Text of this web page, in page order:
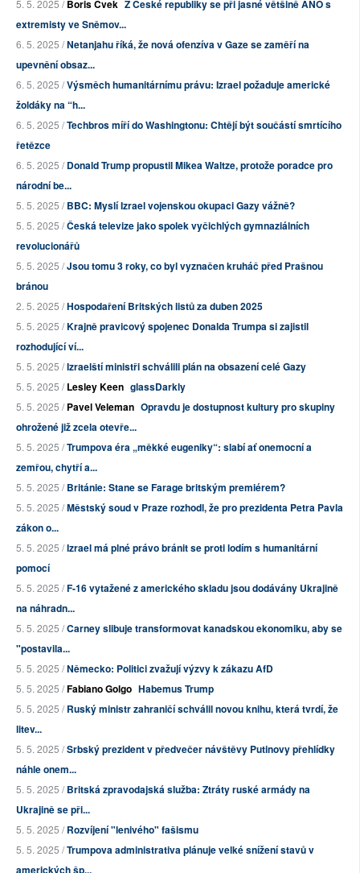
5. 5. 2025 /Boris Cvek Z České republiky se při jasné většině ANO s
extremisty ve Sněmov...
6. 5. 2025 /Netanjahu říká, že nová ofenzíva v Gaze se zaměří na
upevnění obsaz...
6. 5. 2025 /Výsměch humanitárnímu právu: Izrael požaduje americké
žoldáky na “h...
6. 5. 2025 /Techbros míří do Washingtonu: Chtějí být součástí smrtícího
řetězce
6. 5. 2025 /Donald Trump propustil Mikea Waltze, protože poradce pro
národní be...
5. 5. 2025 /BBC: Myslí Izrael vojenskou okupaci Gazy vážně?
5. 5. 2025 /Česká televize jako spolek vyčichlých gymnaziálních
revolucionářů
5. 5. 2025 /Jsou tomu 3 roky, co byl vyznačen kruháč před Prašnou
bránou
2. 5. 2025 /Hospodaření Britských listů za duben 2025
5. 5. 2025 /Krajně pravicový spojenec Donalda Trumpa si zajistil
rozhodující ví...
5. 5. 2025 /Izraelští ministři schválili plán na obsazení celé Gazy
5. 5. 2025 /Lesley Keen glassDarkly
5. 5. 2025 /Pavel Veleman Opravdu je dostupnost kultury pro skupiny
ohrožené již zcela otevře...
5. 5. 2025 /Trumpova éra „měkké eugeniky“: slabí ať onemocní a
zemřou, chytří a...
5. 5. 2025 /Británie: Stane se Farage britským premiérem?
5. 5. 2025 /Městský soud v Praze rozhodl, že pro prezidenta Petra Pavla
zákon o...
5. 5. 2025 /Izrael má plné právo bránit se proti lodím s humanitární
pomocí
5. 5. 2025 /F-16 vytažené z amerického skladu jsou dodávány Ukrajině
na náhradn...
5. 5. 2025 /Carney slibuje transformovat kanadskou ekonomiku, aby se
"postavila...
5. 5. 2025 /Německo: Politici zvažují výzvy k zákazu AfD
5. 5. 2025 /Fabiano Golgo Habemus Trump
5. 5. 2025 /Ruský ministr zahraničí schválil novou knihu, která tvrdí, že
litev...
5. 5. 2025 /Srbský prezident v předvečer návštěvy Putinovy přehlídky
náhle onem...
5. 5. 2025 /Britská zpravodajská služba: Ztráty ruské armády na
Ukrajině se při...
5. 5. 2025 /Rozvíjení "lenivého" fašismu
5. 5. 2025 /Trumpova administrativa plánuje velké snížení stavů v
amerických šp...